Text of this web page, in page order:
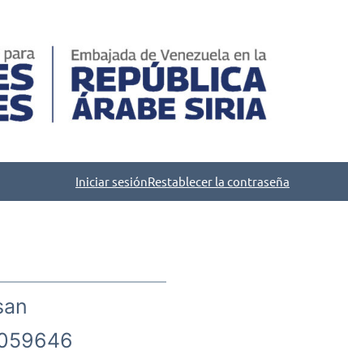
Iniciar sesiónRestablecer la contraseña